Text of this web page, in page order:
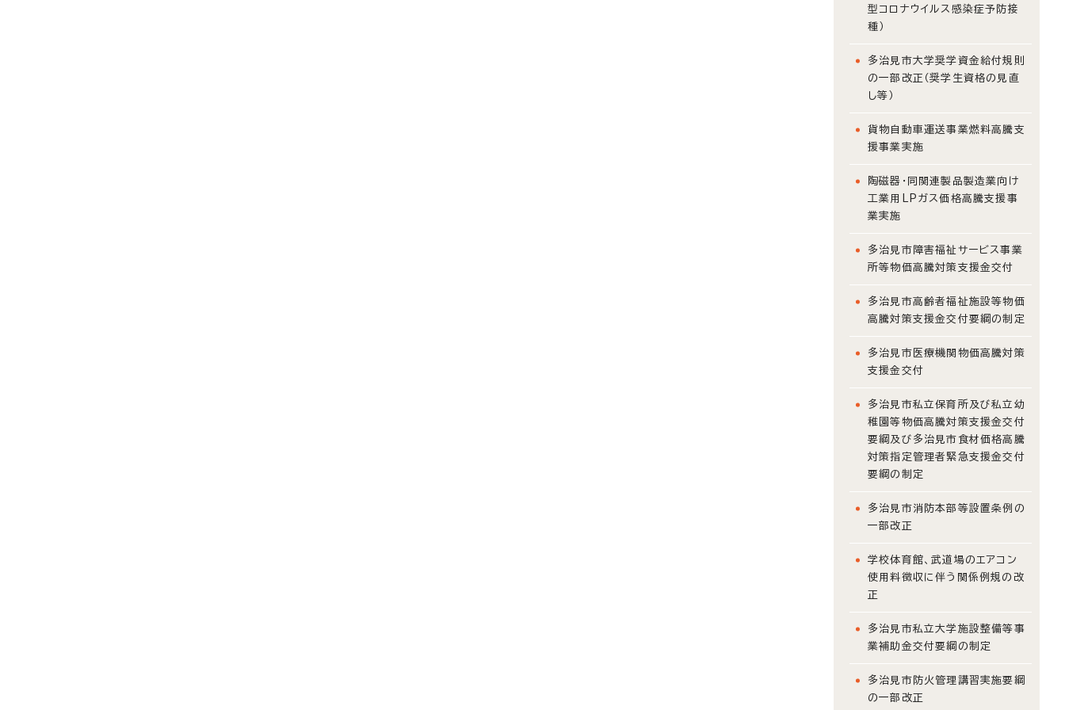
型コロナウイルス感染症予防接
種）
多治見市大学奨学資金給付規則
の一部改正（奨学生資格の見直
し等）
貨物自動車運送事業燃料高騰支
援事業実施
陶磁器・同関連製品製造業向け
工業用LPガス価格高騰支援事
業実施
多治見市障害福祉サービス事業
所等物価高騰対策支援金交付
多治見市高齢者福祉施設等物価
高騰対策支援金交付要綱の制定
多治見市医療機関物価高騰対策
支援金交付
多治見市私立保育所及び私立幼
稚園等物価高騰対策支援金交付
要綱及び多治見市食材価格高騰
対策指定管理者緊急支援金交付
要綱の制定
多治見市消防本部等設置条例の
一部改正
学校体育館、武道場のエアコン
使用料徴収に伴う関係例規の改
正
多治見市私立大学施設整備等事
業補助金交付要綱の制定
多治見市防火管理講習実施要綱
の一部改正